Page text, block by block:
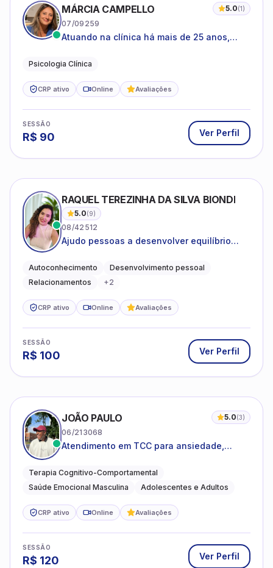
MÁRCIA CAMPELLO 5.0(1)
07/09259
Atuando na clínica há mais de 25 anos,
estruturas, com experiência em
Psicologia Clínica
CRP ativo Online Avaliações
SESSÃO
R$ 90 Ver Perfil
RAQUEL TEREZINHA DA SILVA BIONDI
5.0(9)
08/42512
Ajudo pessoas a desenvolver equilíbrio
Autoconhecimento
Desenvolvimento pessoal
Relacionamentos
+2
CRP ativo Online Avaliações
SESSÃO
R$ 100 Ver Perfil
JOÃO PAULO 5.0(3)
06/213068
Atendimento em TCC para ansiedade,
emocional
Terapia Cognitivo-Comportamental
Saúde Emocional Masculina
Adolescentes e Adultos
CRP ativo Online Avaliações
SESSÃO
R$ 120 Ver Perfil